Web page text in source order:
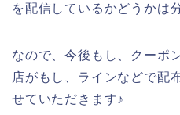
を配信しているかどうかは
なので、今後もし、クーポ
店がもし、ラインなどで配
せていただきます♪